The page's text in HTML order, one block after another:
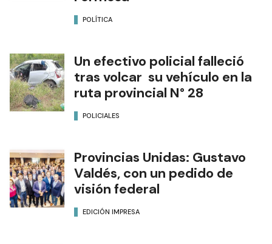
POLÍTICA
Un efectivo policial falleció
tras volcar su vehículo en la
ruta provincial N° 28
POLICIALES
Provincias Unidas: Gustavo
Valdés, con un pedido de
visión federal
EDICIÓN IMPRESA